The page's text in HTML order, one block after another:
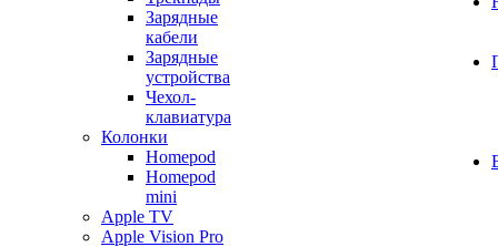
Зарядные
кабели
Зарядные
устройства
Чехол-
клавиатура
Колонки
Homepod
Homepod
mini
Apple TV
Apple Vision Pro